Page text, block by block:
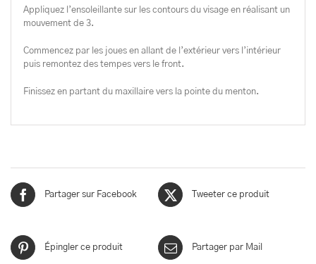
Appliquez l’ensoleillante sur les contours du visage en réalisant un
mouvement de 3.
Commencez par les joues en allant de l’extérieur vers l’intérieur
puis remontez des tempes vers le front.
Finissez en partant du maxillaire vers la pointe du menton.
Partager sur Facebook Tweeter ce produit
Épingler ce produit Partager par Mail